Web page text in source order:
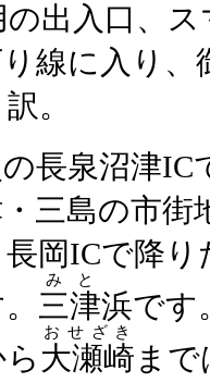
の出入口、
線に入り
。
長泉沼津IC
三島の市
岡ICで降
三津
みと
浜です
大瀬崎
おせざき
ま